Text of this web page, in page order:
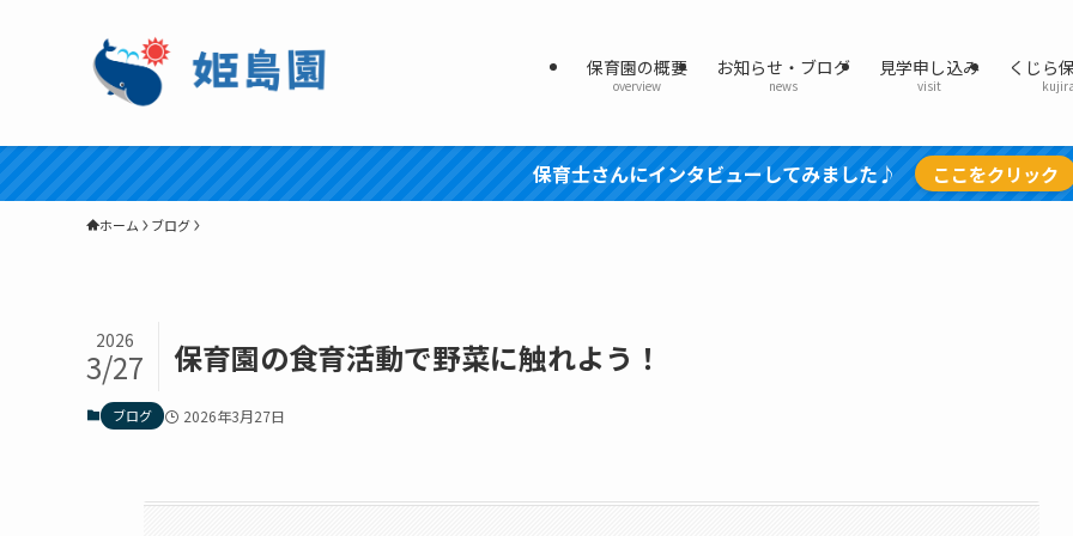
保育園の概要
overview
お知らせ・ブログ
news
見学申し込み
visit
くじら
保育士さんにインタビューしてみました♪ ここをクリック
ホーム ブログ
保育園の食育活動で野菜に触れよう！
2026
3/27
ブログ 2026年3月27日